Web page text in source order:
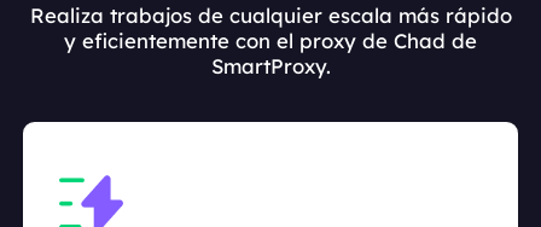
Realiza trabajos de cualquier escala más rápido
y eficientemente con el proxy de Chad de
SmartProxy.